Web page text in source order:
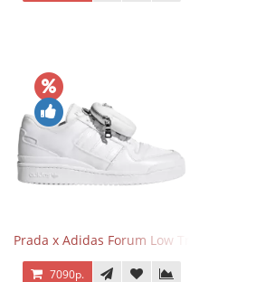
Prada x Adidas Forum Low Triple White
7090р.